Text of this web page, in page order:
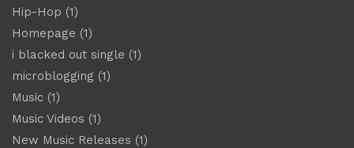
Hip-Hop (1)
Homepage (1)
i blacked out single (1)
microblogging (1)
Music (1)
Music Videos (1)
New Music Releases (1)